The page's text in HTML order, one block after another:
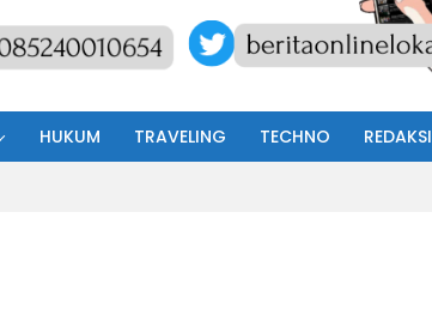
HUKUM TRAVELING TECHNO REDAKSI